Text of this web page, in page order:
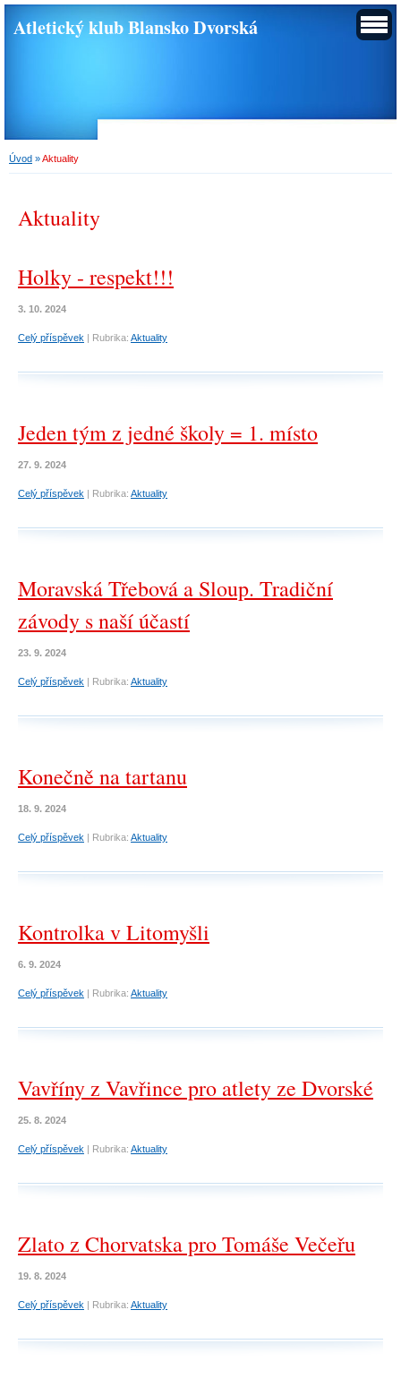
Atletický klub Blansko Dvorská
Úvod »Aktuality
Aktuality
Holky - respekt!!!
3. 10. 2024
Celý příspěvek | Rubrika: Aktuality
Jeden tým z jedné školy = 1. místo
27. 9. 2024
Celý příspěvek | Rubrika: Aktuality
Moravská Třebová a Sloup. Tradiční
závody s naší účastí
23. 9. 2024
Celý příspěvek | Rubrika: Aktuality
Konečně na tartanu
18. 9. 2024
Celý příspěvek | Rubrika: Aktuality
Kontrolka v Litomyšli
6. 9. 2024
Celý příspěvek | Rubrika: Aktuality
Vavříny z Vavřince pro atlety ze Dvorské
25. 8. 2024
Celý příspěvek | Rubrika: Aktuality
Zlato z Chorvatska pro Tomáše Večeřu
19. 8. 2024
Celý příspěvek | Rubrika: Aktuality